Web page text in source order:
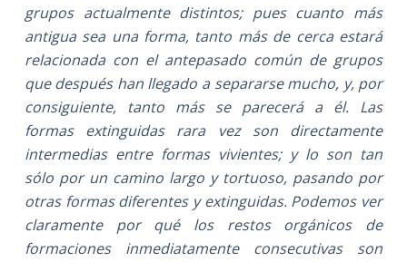
grupos actualmente distintos; pues cuanto más
antigua sea una forma, tanto más de cerca estará
relacionada con el antepasado común de grupos
que después han llegado a separarse mucho, y, por
consiguiente, tanto más se parecerá a él. Las
formas extinguidas rara vez son directamente
intermedias entre formas vivientes; y lo son tan
sólo por un camino largo y tortuoso, pasando por
otras formas diferentes y extinguidas. Podemos ver
claramente por qué los restos orgánicos de
formaciones inmediatamente consecutivas son